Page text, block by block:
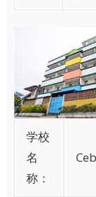
学校
名
称：